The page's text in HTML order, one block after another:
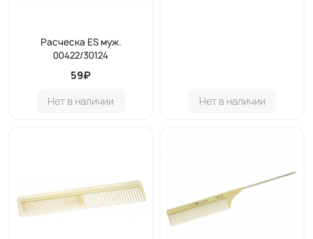
Расческа ES муж.
00422/30124
59₽
Нет в наличии
Нет в наличии